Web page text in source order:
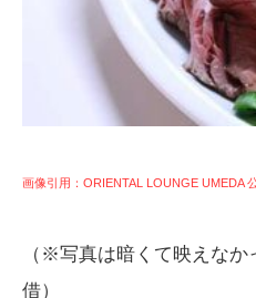
画像引用：ORIENTAL LOUNGE UMEDA
（※写真は暗くて映えな
借）